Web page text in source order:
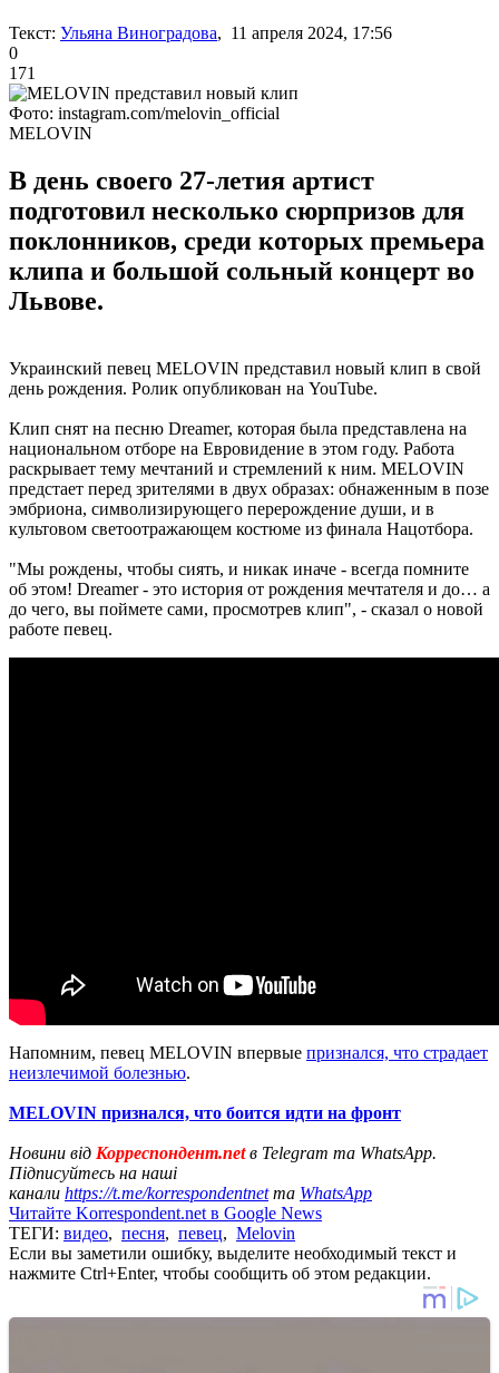
Текст: Ульяна Виноградова, 11 апреля 2024, 17:56
0
171
Фото: іnstagram.com/melovin_official
MELOVIN
В день своего 27-летия артист
подготовил несколько сюрпризов для
поклонников, среди которых премьера
клипа и большой сольный концерт во
Львове.
Украинский певец MELOVIN представил новый клип в свой
день рождения. Ролик опубликован на YouTube.
Клип снят на песню Dreamer, которая была представлена на
национальном отборе на Евровидение в этом году. Работа
раскрывает тему мечтаний и стремлений к ним. MELOVIN
предстает перед зрителями в двух образах: обнаженным в позе
эмбриона, символизирующего перерождение души, и в
культовом светоотражающем костюме из финала Нацотбора.
"Мы рождены, чтобы сиять, и никак иначе - всегда помните
об этом! Dreamer - это история от рождения мечтателя и до… а
до чего, вы поймете сами, просмотрев клип", - сказал о новой
работе певец.
Напомним, певец MELOVIN впервые признался, что страдает
неизлечимой болезнью.
MELOVIN признался, что боится идти на фронт
Новини від Корреспондент.netв Telegram та WhatsApp.
Підписуйтесь на наші
канали https://t.me/korrespondentnetта WhatsApp
Читайте Korrespondent.net в Google News
ТЕГИ: видео, песня, певец, Melovin
Если вы заметили ошибку, выделите необходимый текст и
нажмите Ctrl+Enter, чтобы сообщить об этом редакции.